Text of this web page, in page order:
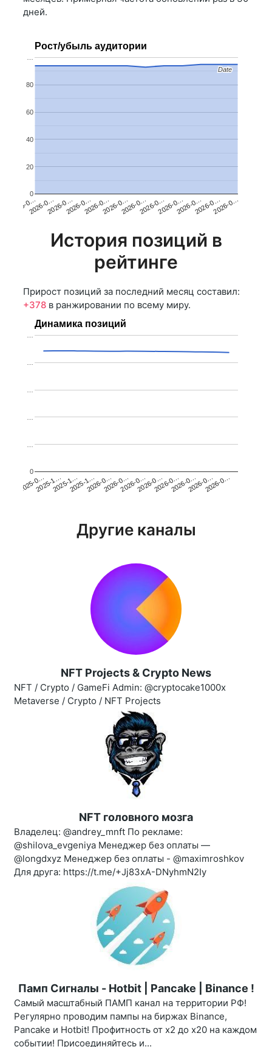
дней.
Рост/убыль аудитории
2026-0…2026-0…2026-0…2026-0…2026-0…2026-0…2026-0…2026-0…2026-0…2026-0…2026-0…2026-0…
0
20
40
60
80
…
Date
Date
История позиций в
рейтинге
Прирост позиций за последний месяц составил:
+378 в ранжировании по всему миру.
Динамика позиций
2025-0…2025-1…2025-1…2025-1…2026-0…2026-0…2026-0…2026-0…2026-0…2026-0…2026-0…2026-0…
0
…
…
Другие каналы
NFT Projects & Crypto News
NFT / Crypto / GameFi Admin: @cryptocake1000x
Metaverse / Crypto / NFT Projects
NFT головного мозга
Владелец: @andrey_mnft По рекламе:
@shilova_evgeniya Менеджер без оплаты —
@longdxyz Менеджер без оплаты - @maximroshkov
Для друга: https://t.me/+Jj83xA-DNyhmN2Iy
Памп Сигналы - Hotbit | Pancake | Binance !
Самый масштабный ПАМП канал на территории РФ!
Регулярно проводим пампы на биржах Binance,
Pancake и Hotbit! Профитность от х2 до х20 на каждом
событии! Присоединяйтесь и...